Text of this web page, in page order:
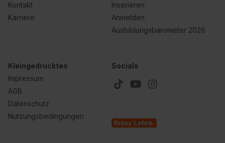
Kontakt
Karriere
Inserieren
Anmelden
Ausbildungsbarometer 2026
Kleingedrucktes
Impressum
AGB
Datenschutz
Nutzungsbedingungen
Socials